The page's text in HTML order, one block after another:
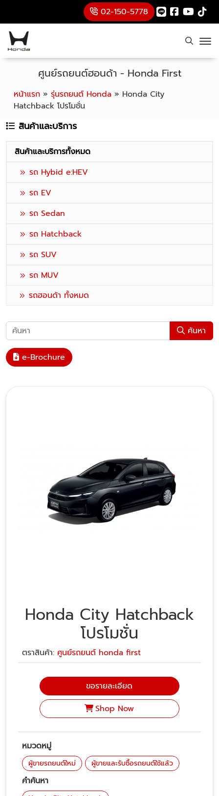
02-150-5778
หน้าแรก » รุ่นรถยนต์ Honda » Honda City
Hatchback โปรโมชั่น
ศูนย์รถยนต์ฮอนด้า - Honda First
สินค้าและบริการ
สินค้าและบริการทั้งหมด
รถ Hybid e:HEV
รถ EV
รถ Sedan
รถ Hatchback
รถ SUV
รถ MUV
รถฮอนด้า ทั้งหมด
ค้นหา
e-Brochure
Honda City Hatchback
โปรโมชั่น
ตราสินค้า: ศูนย์รถยนต์ honda first
ขอรายละเอียด
Shop Now
หมวดหมู่
ผู้ขายรถยนต์ใหม่ ผู้ขายและรับซื้อรถยนต์ใช้แล้ว
คำค้นหา